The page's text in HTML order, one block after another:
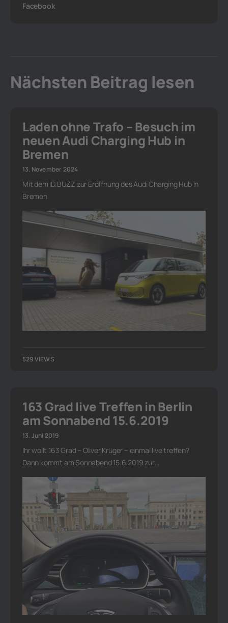
Facebook
Nächsten Beitrag lesen
Laden ohne Trafo – Besuch im
neuen Audi Charging Hub in
Bremen
13. November 2024
Mit dem ID.BUZZ zur Eröffnung des Audi Charging Hub in
Bremen
529 VIEWS
163 Grad live Treffen in Berlin
am Sonnabend 15.6.2019
13. Juni 2019
Ihr wollt 163 Grad – Oliver Krüger – einmal live treffen?
Dann kommt am Sonnabend 15.6.2019 zur…